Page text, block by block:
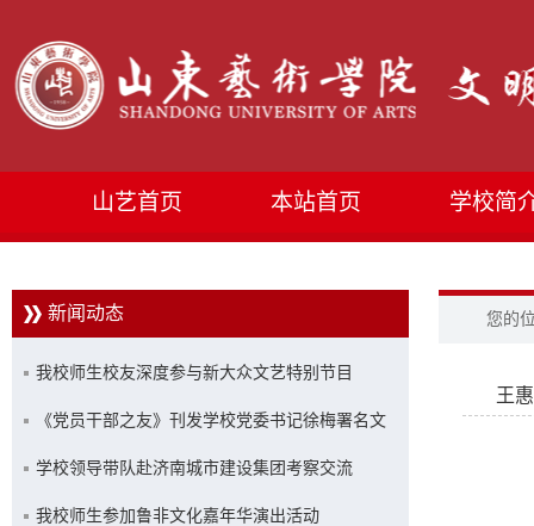
山艺首页 本站首页 学校简
新闻动态
我校师生校友深度参与新大众文艺特别节目
《党员干部之友》刊发学校党委书记徐梅署名文
章
学校领导带队赴济南城市建设集团考察交流
我校师生参加鲁非文化嘉年华演出活动
您的
王